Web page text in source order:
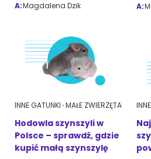
A:Magdalena Dzik A:
INNE GATUNKI MAŁE ZWIERZĘTA
Hodowla szynszyli w
Polsce – sprawdź, gdzie
kupić małą szynszylę